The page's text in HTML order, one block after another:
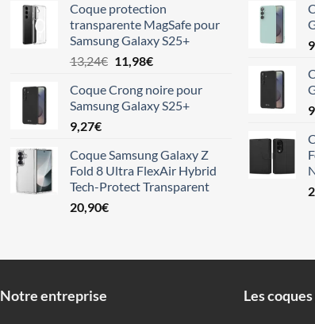
Coque protection
transparente MagSafe pour
Samsung Galaxy S25+
13,24€ Le
initial
était :
11,98€Le
actuel
est :
Coque Crong noire pour
Samsung Galaxy S25+
9,27€
Coque Samsung Galaxy Z
Fold 8 Ultra FlexAir Hybrid
Tech-Protect Transparent
20,90€
Notre entreprise Les